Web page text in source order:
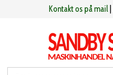
Kontakt os på mail